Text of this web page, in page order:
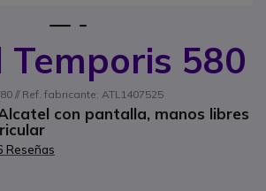
580
// Ref. fabricante: ATL1407525
con pantalla, manos libres
Reseñas
la galería de imágenes